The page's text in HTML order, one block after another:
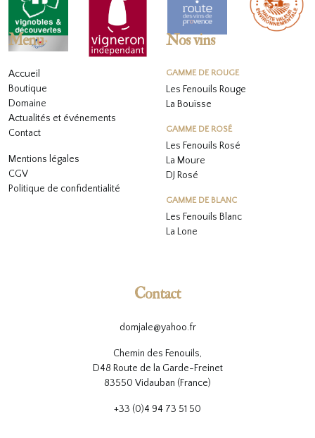
Menu
Accueil
Boutique
Domaine
Actualités et événements
Contact
Mentions légales
CGV
Politique de confidentialité
Nos vins
GAMME DE ROUGE
Les Fenouils Rouge
La Bouïsse
GAMME DE ROSÉ
Les Fenouils Rosé
La Moure
DJ Rosé
GAMME DE BLANC
Les Fenouils Blanc
La Lone
Contact
domjale@yahoo.fr
Chemin des Fenouils,
D48 Route de la Garde-Freinet
83550 Vidauban (France)
+33 (0)4 94 73 51 50